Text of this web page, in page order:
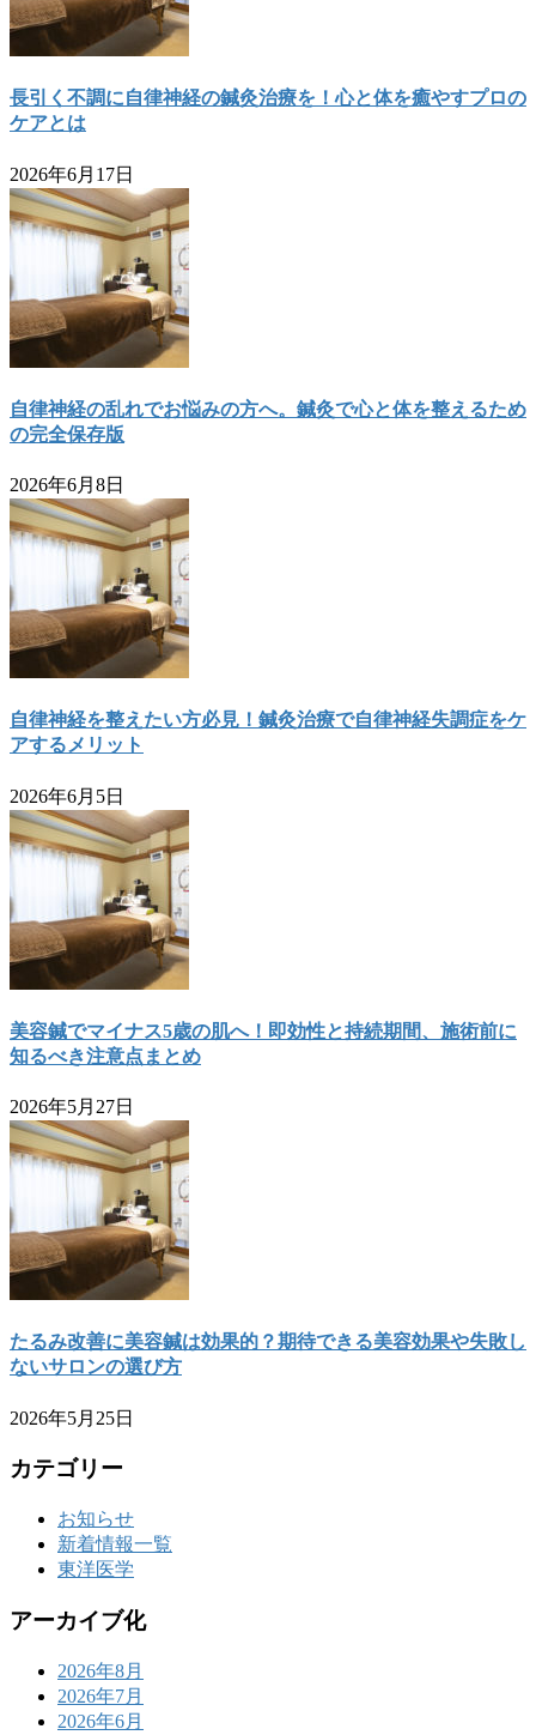
長引く不調に自律神経の鍼灸治療を！心と体を癒やすプロの
ケアとは
2026年6月17日
自律神経の乱れでお悩みの方へ。鍼灸で心と体を整えるため
の完全保存版
2026年6月8日
自律神経を整えたい方必見！鍼灸治療で自律神経失調症をケ
アするメリット
2026年6月5日
美容鍼でマイナス5歳の肌へ！即効性と持続期間、施術前に
知るべき注意点まとめ
2026年5月27日
たるみ改善に美容鍼は効果的？期待できる美容効果や失敗し
ないサロンの選び方
2026年5月25日
カテゴリー
お知らせ
新着情報一覧
東洋医学
アーカイブ化
2026年8月
2026年7月
2026年6月